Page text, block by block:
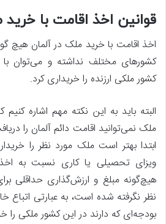
قوانین اخذ اقامت با
اخذ اقامت با خرید ملک در آلمان هیچ
کشورهای مختلف نداشته و می‌توان
کشور ملکی ارزنده را خریداری کرد.
البته باید به این نکته مهم اشاره
ملک نمی‌توانید اقامت دائم آلمان را
ابتدا بهتر است ملک مورد نظر را
ویزای تحصیلی یا کاری نسبت به اخذ
هیچ‌گونه مبلغ و ارزش‌گذاری حداقلی
نظر نگرفته شده است، به عبارتی اتباع
بودجه‌ای که دارند در این کشور ملکی را